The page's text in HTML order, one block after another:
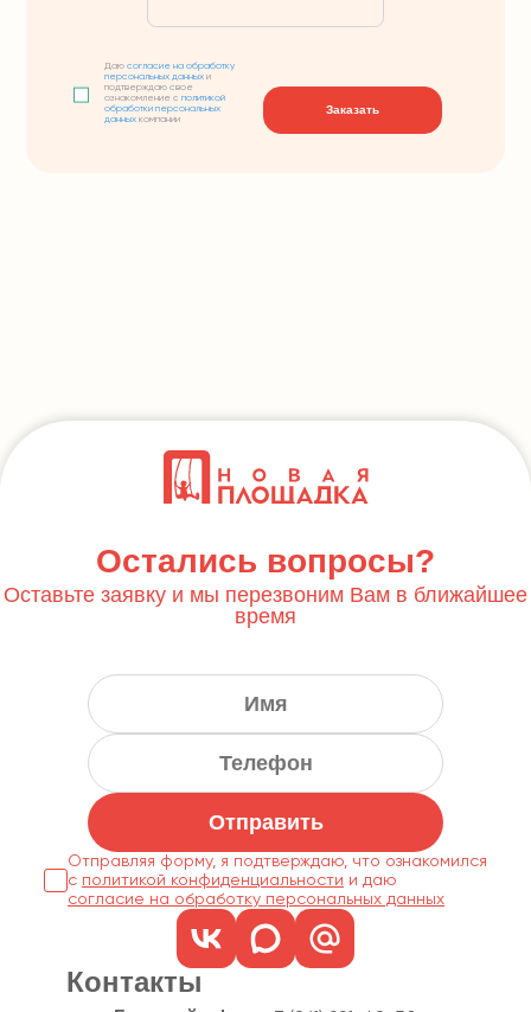
Даюсогласие на обработку
персональных данных и
подтверждаю свое
ознакомление сполитикой
обработки персональных
данных компании
Заказать
Остались вопросы?
Оставьте заявку и мы перезвоним Вам в ближайшее
время
Отправить
Отправляя форму, я подтверждаю, что ознакомился
с политикой конфиденциальности
согласие на обработку персональных данных
Контакты